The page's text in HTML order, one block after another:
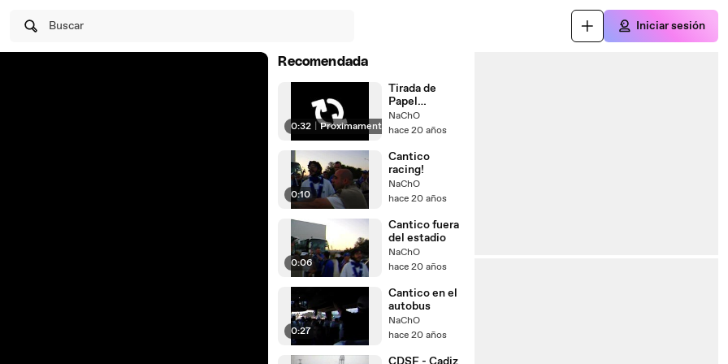
Buscar Iniciar sesión
Recomendada
0:32 Próximamente
Tirada de
Papel
higienico
NaChO
hace 20 años
0:10
Cantico
racing!
NaChO
hace 20 años
0:06
Cantico fuera
del estadio
NaChO
hace 20 años
0:27
Cantico en el
autobus
NaChO
hace 20 años